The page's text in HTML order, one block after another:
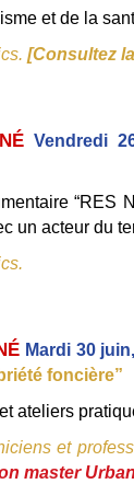
et de la
[Consultez la
Vendredi
“RES
un acteur du
Mardi 30
foncière”
ateliers
et
master